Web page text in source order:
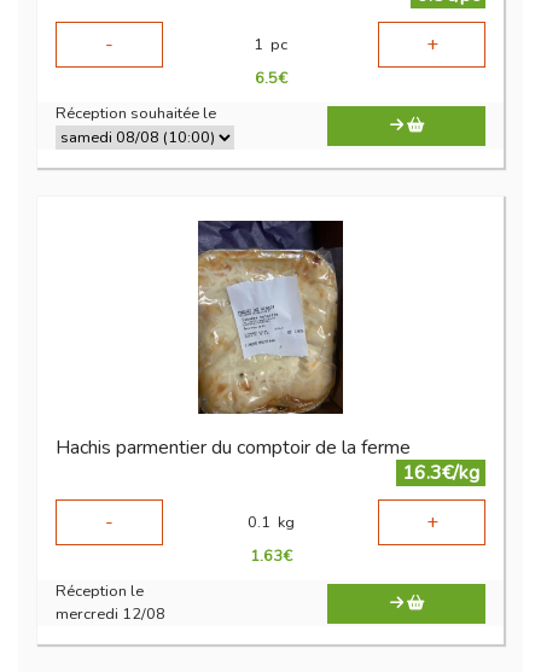
-
1 pc +
6.5€
Réception souhaitée le
Hachis parmentier du comptoir de la ferme
16.3€/kg
-
0.1 kg +
1.63€
Réception le
mercredi 12/08